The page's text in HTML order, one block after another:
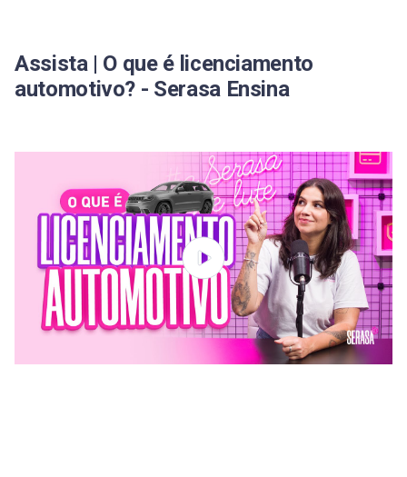
Para quem o carro por assinatura é uma boa
opção?
Assista | O que é licenciamento
automotivo? - Serasa Ensina